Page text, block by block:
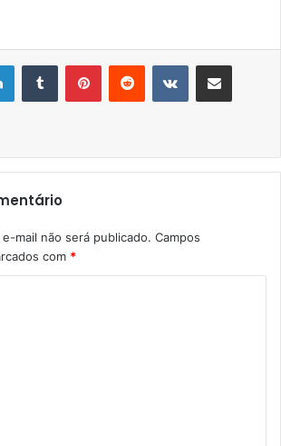
LinkedinTumblr PinterestReddit VK Compartilhar via e-mail
mail não será publicado. Campos
com *